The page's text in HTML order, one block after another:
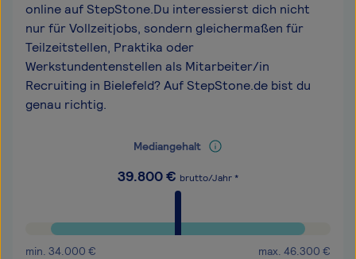
online auf StepStone.Du interessierst dich nicht
nur für Vollzeitjobs, sondern gleichermaßen für
Teilzeitstellen, Praktika oder
Werkstundentenstellen als Mitarbeiter/in
Recruiting in Bielefeld? Auf StepStone.de bist du
genau richtig.
Mediangehalt
39.800€ brutto/Jahr *
min. 34.000 € max. 46.300 €